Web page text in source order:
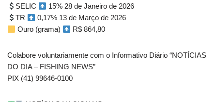
SELIC
15% 28 de Janeiro de 2026
TR
0,17% 13 de Março de 2026
Ouro (grama)
R$ 864,80
Colabore voluntariamente com o Informativo Diário “NOTÍCIAS
DO DIA – FISHING NEWS”
PIX (41) 99646-0100